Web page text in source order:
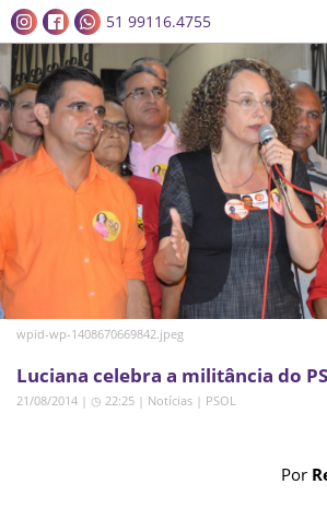
51 99116.4755
wpid-wp-1408670669842.jpeg
Luciana celebra a militância do
21/08/2014 | ◷ 22:25 | Notícias | PSOL
Por